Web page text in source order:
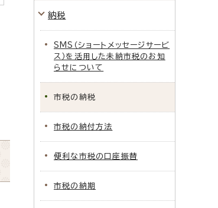
納税
SMS（ショートメッセージサービ
ス）を活用した未納市税のお知
らせについて
市税の納税
市税の納付方法
便利な市税の口座振替
市税の納期